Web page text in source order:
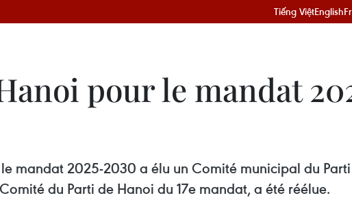
Tiếng ViệtEnglish
pour le mandat
mandat 2025-2030 a élu un Comité municipal du
du Parti de Hanoi du 17e mandat, a été réélue.